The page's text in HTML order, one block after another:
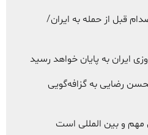
قبل از حمله به ایران/
ایران به پایان خواهد رسید
رضایی به گزافه‌گویی
مهم و بین المللی است